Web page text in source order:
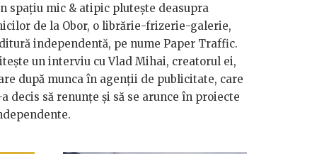
spațiu mic & atipic plutește deasupra
de la Obor, o librărie-frizerie-galerie,
independentă, pe nume Paper Traffic.
un interviu cu Vlad Mihai, creatorul ei,
după munca în agenții de publicitate, care
a decis să renunțe și să se arunce în proiecte